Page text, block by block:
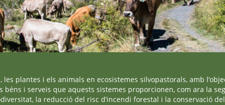
plantes i els animals en ecosistemes silvopastorals, amb
i serveis que aquests sistemes proporcionen, com ara la
la reducció del risc d’incendi forestal i la conservació